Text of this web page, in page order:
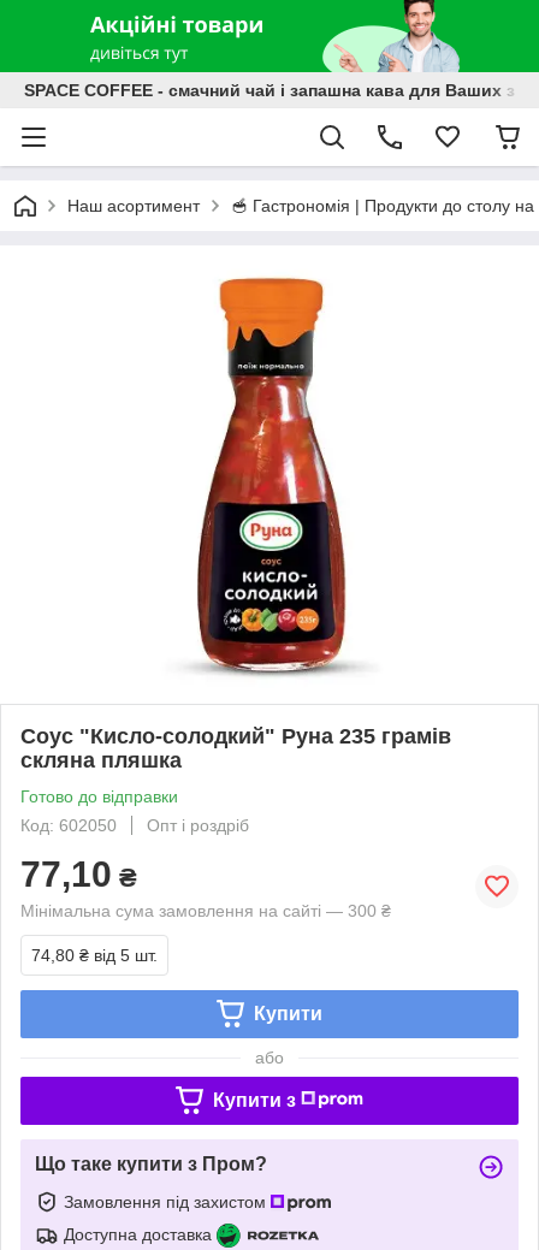
SPACE COFFEE - смачний чай і запашна кава для Ваших
Наш асортимент 🥣 Гастрономія | Продукти до столу
Соус "Кисло-солодкий" Руна 235 грамів
скляна пляшка
Готово до відправки
Код: 602050
Опт і роздріб
77,10 ₴
Мінімальна сума замовлення на сайті — 300 ₴
74,80 ₴ від 5 шт.
Купити
або
Купити з
Що таке купити з Пром?
Замовлення під захистом
Доступна доставка